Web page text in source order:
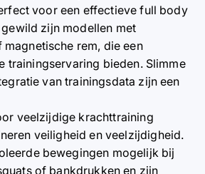
voor een effectieve full body
zijn modellen met
rem, die een
trainingservaring bieden. Slimme
van trainingsdata zijn een
veelzijdige krachttraining
veiligheid en veelzijdigheid.
bewegingen mogelijk bij
of bankdrukken en zijn